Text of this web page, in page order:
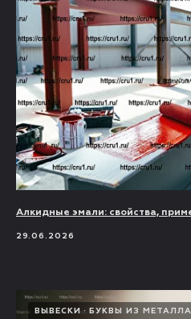
Алкидные эмали: свойства,
29.06.2026
ВЫВЕСКИ БУКВЫ ИЗ МЕТАЛЛА